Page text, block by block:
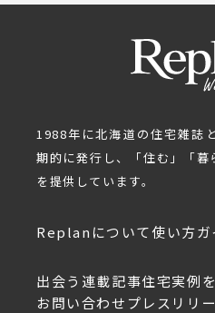
1988年に北海道の住宅雑誌
期的に発行し、「住む」「
を提供しています。
Replanについて使い方ガ
出会う 連載記事住宅実例
お問い合わせ プレスリリ